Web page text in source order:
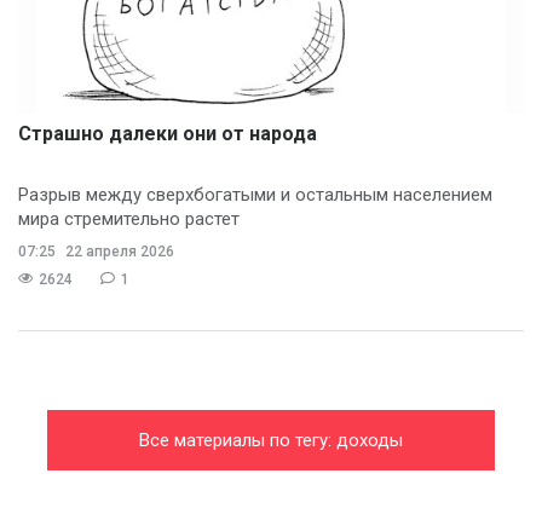
Страшно далеки они от народа
Разрыв между сверхбогатыми и остальным населением
мира стремительно растет
07:25
22 апреля 2026
2624
1
Все материалы по тегу: доходы